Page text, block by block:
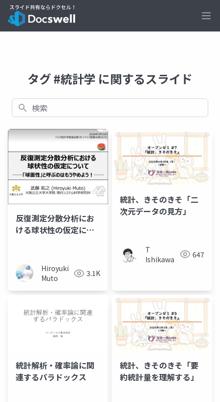
タグ #統計学 に関するスライド
検索
反復測定分散分析にお
ける球状性の仮定につ
う！──Hiroyuki
Muto
3.1K
統計、きそのきそ「二
次元データの見方」
T
Ishikawa
647
統計解析・確率論に関
連するパラドックス
統計、きそのきそ「要
約統計量を理解する」